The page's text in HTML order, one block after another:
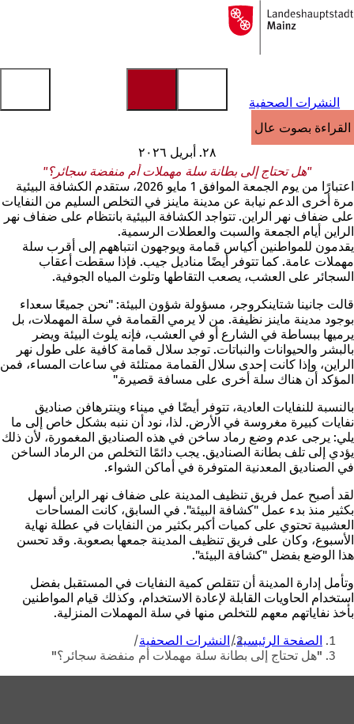
الانتقال إلى المحتوى
إلى
الصفحة
النشرات الصحفية
القراءة بصوت عالٍ
٢٨. أبريل ٢٠٢٦
"هل تحتاج إلى بطانة سلة مهملات أم منفضة سجائر؟"
اعتبارًا من يوم الجمعة الموافق 1 مايو 2026، ستقدم الكشافة البيئية
مرة أخرى الدعم نيابة عن مدينة ماينز في التخلص السليم من النفايات
على ضفاف نهر الراين. تتواجد الكشافة البيئية بانتظام على ضفاف نهر
الراين أيام الجمعة والسبت والعطلات الرسمية.
يقدمون للمواطنين أكياس قمامة ويوجهون انتباههم إلى أقرب سلة
مهملات عامة. كما تتوفر أيضًا مناديل جيب. فإذا سقطت أعقاب
السجائر على العشب، يصعب التقاطها وتلوث المياه الجوفية.
قالت جانينا شتاينكروجر، مسؤولة شؤون البيئة: "نحن جميعًا سعداء
بوجود مدينة ماينز نظيفة. من لا يرمي القمامة في سلة المهملات، بل
يرميها ببساطة في الشارع أو في العشب، فإنه يلوث البيئة ويضر
بالبشر والحيوانات والنباتات. توجد سلال قمامة كافية على طول نهر
الراين، وإذا كانت إحدى سلال القمامة ممتلئة في ساعات المساء، فمن
المؤكد أن هناك سلة أخرى على مسافة قصيرة."
بالنسبة للنفايات العادية، تتوفر أيضًا في ميناء وينترهافن صناديق
نفايات كبيرة مغروسة في الأرض. لذا، نود أن ننبه بشكل خاص إلى ما
يلي: يرجى عدم وضع رماد ساخن في هذه الصناديق المغمورة، لأن ذلك
يؤدي إلى تلف بطانة الصناديق. يجب دائمًا التخلص من الرماد الساخن
في الصناديق المعدنية المتوفرة في أماكن الشواء.
لقد أصبح عمل فريق تنظيف المدينة على ضفاف نهر الراين أسهل
بكثير منذ بدء عمل "كشافة البيئة". في السابق، كانت المساحات
العشبية تحتوي على كميات أكبر بكثير من النفايات في عطلة نهاية
الأسبوع، وكان على فريق تنظيف المدينة جمعها بصعوبة. وقد تحسن
هذا الوضع بفضل "كشافة البيئة".
وتأمل إدارة المدينة أن تتقلص كمية النفايات في المستقبل بفضل
استخدام الحاويات القابلة لإعادة الاستخدام، وكذلك قيام المواطنين
بأخذ نفاياتهم معهم للتخلص منها في سلة المهملات المنزلية.
أنت
هنا
الصفحة الرئيسية
النشرات الصحفية
"هل تحتاج إلى بطانة سلة مهملات أم منفضة سجائر؟"